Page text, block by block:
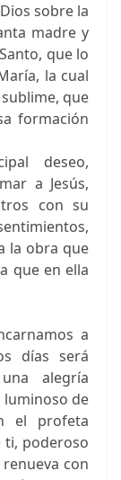
sobre la
madre y
que lo
la cual
que
formación
deseo,
a Jesús,
con su
la obra que
que en ella
a
días será
alegría
luminoso de
el profeta
ti, poderoso
con